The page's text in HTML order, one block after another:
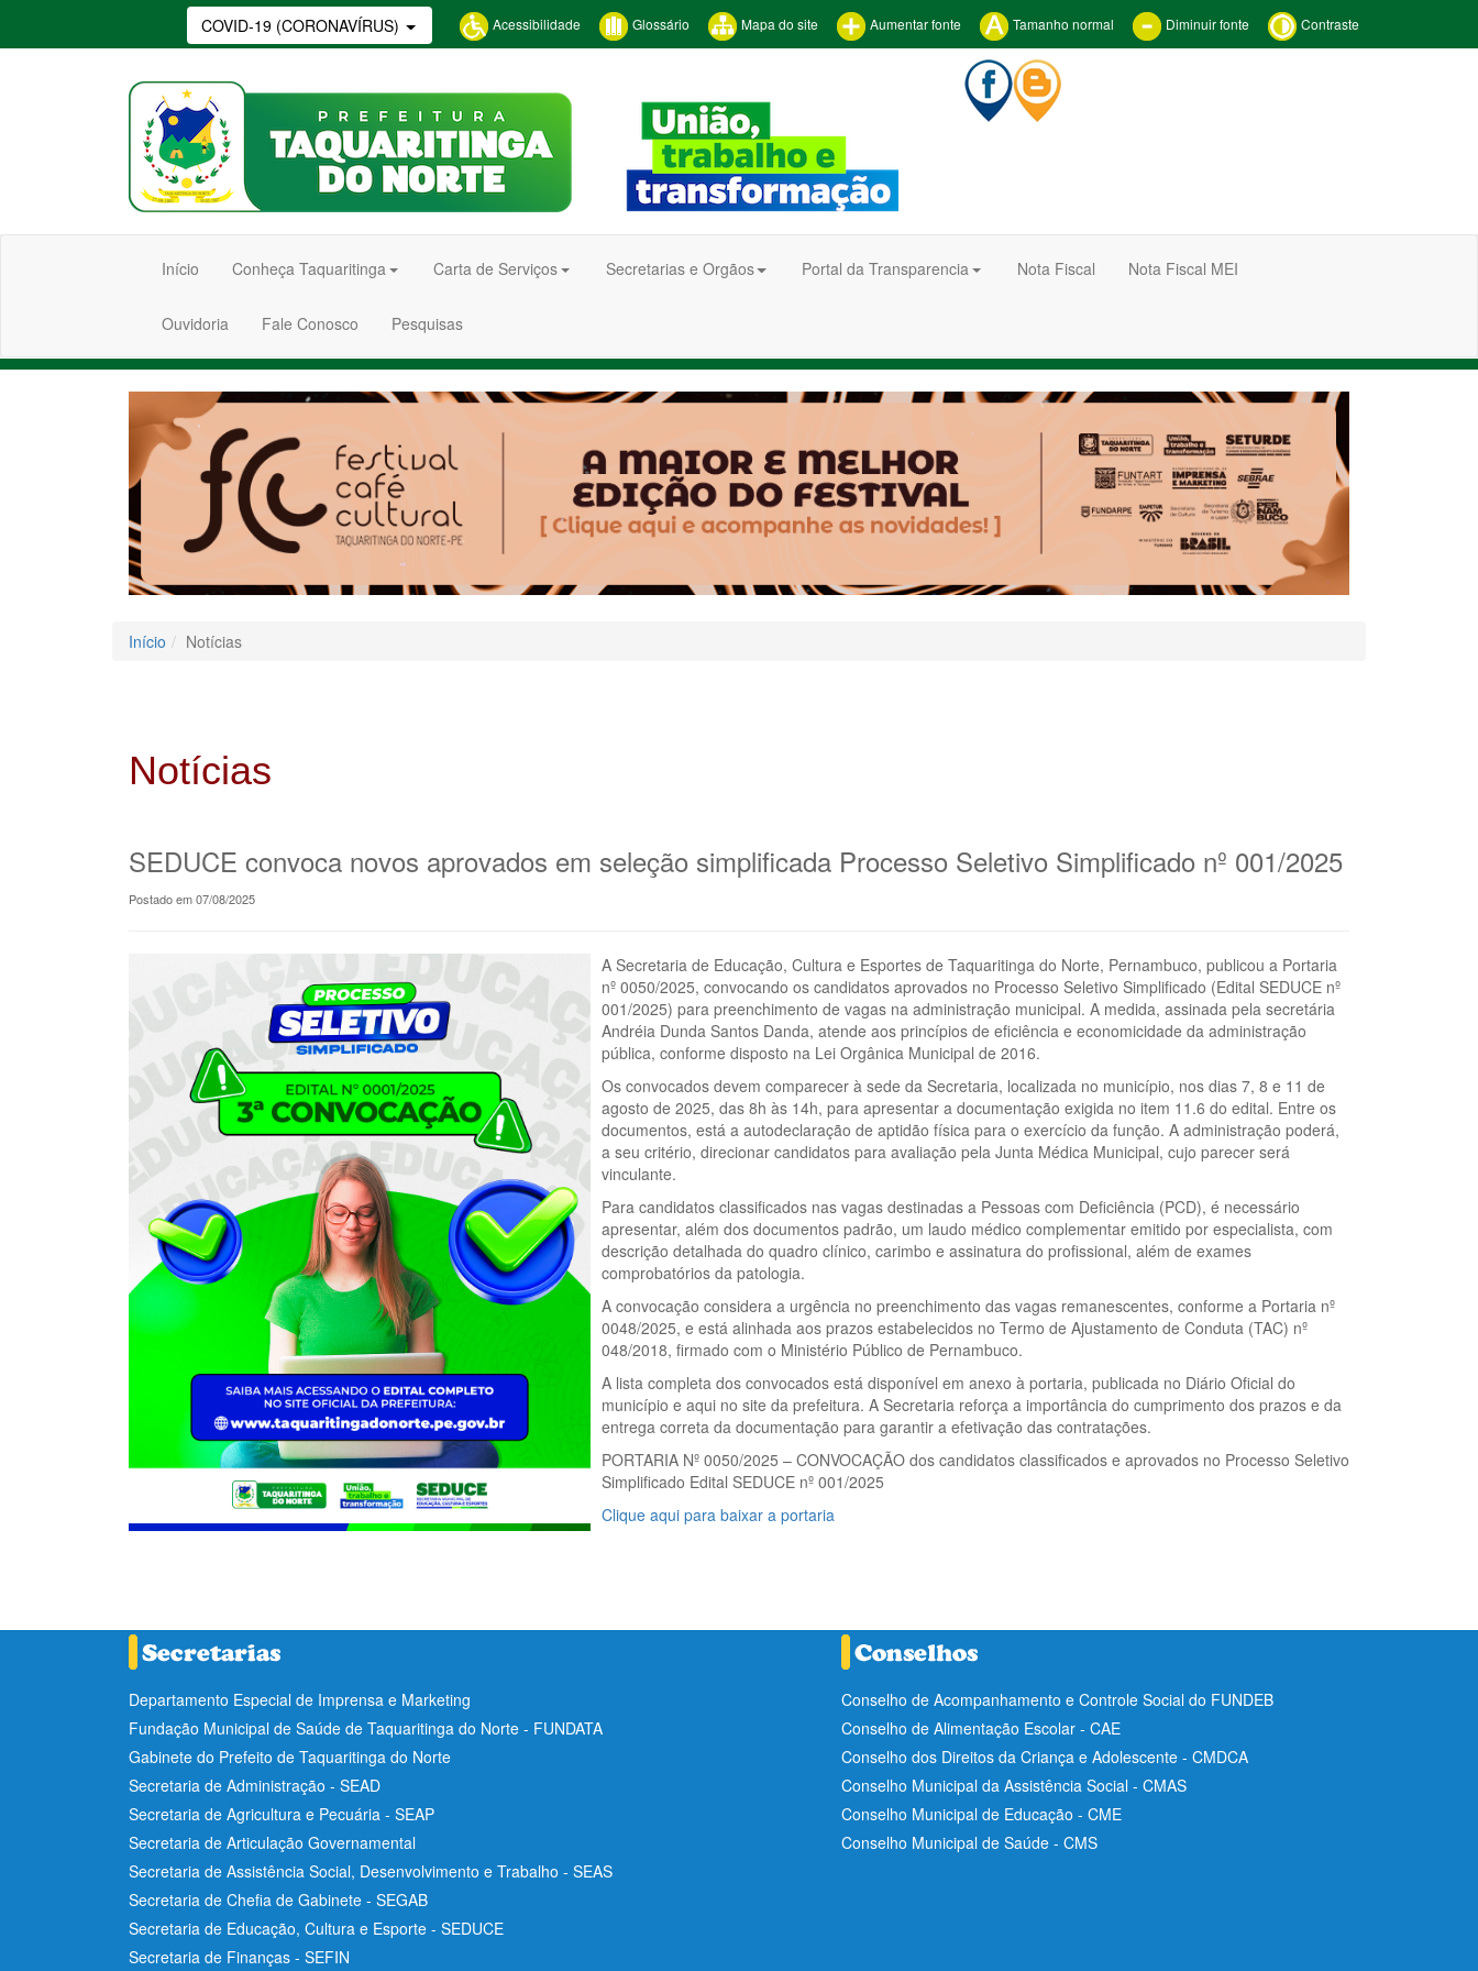
COVID-19 (CORONAVÍRUS) Acessibilidade Glossário Mapa do site Aumentar fonte Tamanho normal Diminuir fonte Contraste
Início Conheça Taquaritinga Carta de Serviços Secretarias e Orgãos Portal da Transparencia Nota Fiscal Nota Fiscal MEI
Ouvidoria Fale Conosco Pesquisas
Início Notícias
Notícias
SEDUCE convoca novos aprovados em seleção simplificada Processo Seletivo Simplificado nº 001/2025
Postado em 07/08/2025
A Secretaria de Educação, Cultura e Esportes de Taquaritinga do Norte, Pernambuco, publicou a Portaria
nº 0050/2025, convocando os candidatos aprovados no Processo Seletivo Simplificado (Edital SEDUCE nº
001/2025) para preenchimento de vagas na administração municipal. A medida, assinada pela secretária
Andréia Dunda Santos Danda, atende aos princípios de eficiência e economicidade da administração
pública, conforme disposto na Lei Orgânica Municipal de 2016.
Os convocados devem comparecer à sede da Secretaria, localizada no município, nos dias 7, 8 e 11 de
agosto de 2025, das 8h às 14h, para apresentar a documentação exigida no item 11.6 do edital. Entre os
documentos, está a autodeclaração de aptidão física para o exercício da função. A administração poderá,
a seu critério, direcionar candidatos para avaliação pela Junta Médica Municipal, cujo parecer será
vinculante.
Para candidatos classificados nas vagas destinadas a Pessoas com Deficiência (PCD), é necessário
apresentar, além dos documentos padrão, um laudo médico complementar emitido por especialista, com
descrição detalhada do quadro clínico, carimbo e assinatura do profissional, além de exames
comprobatórios da patologia.
A convocação considera a urgência no preenchimento das vagas remanescentes, conforme a Portaria nº
0048/2025, e está alinhada aos prazos estabelecidos no Termo de Ajustamento de Conduta (TAC) nº
048/2018, firmado com o Ministério Público de Pernambuco.
A lista completa dos convocados está disponível em anexo à portaria, publicada no Diário Oficial do
município e aqui no site da prefeitura. A Secretaria reforça a importância do cumprimento dos prazos e da
entrega correta da documentação para garantir a efetivação das contratações.
PORTARIA Nº 0050/2025 – CONVOCAÇÃO dos candidatos classificados e aprovados no Processo Seletivo
Simplificado Edital SEDUCE nº 001/2025
Clique aqui para baixar a portaria
Departamento Especial de Imprensa e Marketing
Fundação Municipal de Saúde de Taquaritinga do Norte - FUNDATA
Gabinete do Prefeito de Taquaritinga do Norte
Secretaria de Administração - SEAD
Secretaria de Agricultura e Pecuária - SEAP
Secretaria de Articulação Governamental
Secretaria de Assistência Social, Desenvolvimento e Trabalho - SEAS
Secretaria de Chefia de Gabinete - SEGAB
Secretaria de Educação, Cultura e Esporte - SEDUCE
Secretaria de Finanças - SEFIN
Conselho de Acompanhamento e Controle Social do FUNDEB
Conselho de Alimentação Escolar - CAE
Conselho dos Direitos da Criança e Adolescente - CMDCA
Conselho Municipal da Assistência Social - CMAS
Conselho Municipal de Educação - CME
Conselho Municipal de Saúde - CMS